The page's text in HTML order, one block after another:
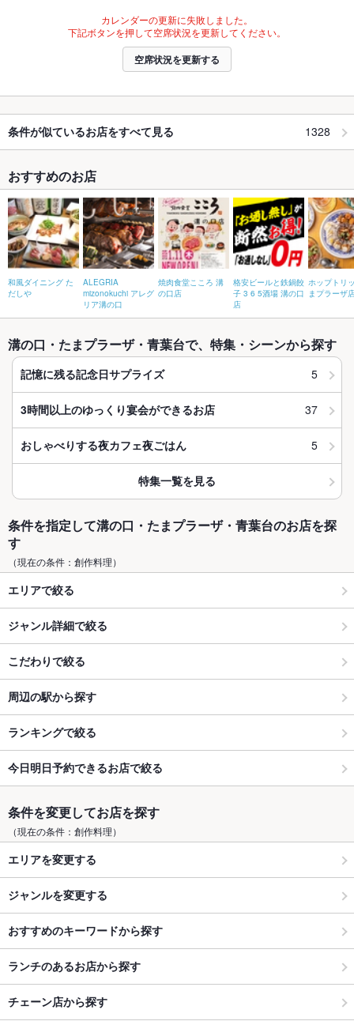
カレンダーの更新に失敗しました。
下記ボタンを押して空席状況を更新してください。
空席状況を更新する
条件が似ているお店をすべて見る 1328
おすすめのお店
和風ダイニング た
だしや
ALEGRIA
mizonokuchi アレグ
リア溝の口
焼肉食堂こころ 溝
の口店
格安ビールと鉄鍋餃
子 3 6 5酒場 溝の口
店
ホップトリ
まプラーザ
溝の口・たまプラーザ・青葉台で、特集・シーンから探す
記憶に残る記念日サプライズ 5
3時間以上のゆっくり宴会ができるお店 37
おしゃべりする夜カフェ夜ごはん 5
特集一覧を見る
条件を指定して溝の口・たまプラーザ・青葉台のお店を探
す
（現在の条件：創作料理）
エリアで絞る
ジャンル詳細で絞る
こだわりで絞る
周辺の駅から探す
ランキングで絞る
今日明日予約できるお店で絞る
条件を変更してお店を探す
（現在の条件：創作料理）
エリアを変更する
ジャンルを変更する
おすすめのキーワードから探す
ランチのあるお店から探す
チェーン店から探す